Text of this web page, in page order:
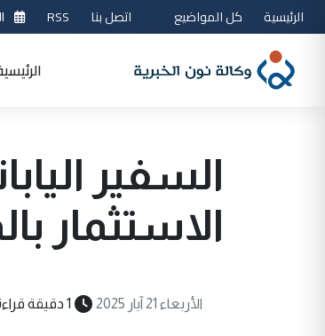
الرئيسية كل المواضيع اتصل بنا RSS
السفير
الاستثمار
الأربعاء 21 آيار 2025 1 دقيقة قراءة